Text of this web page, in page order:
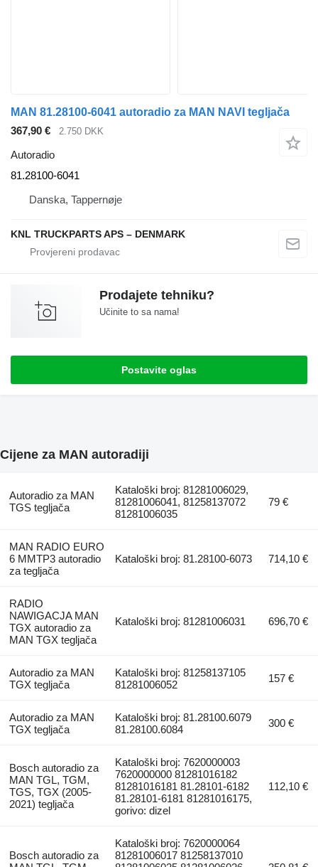
MAN 81.28100-6041 autoradio za MAN NAVI tegljača
367,90 €
2.750 DKK
Autoradio
81.28100-6041
Danska, Tappernøje
KNL TRUCKPARTS APS – DENMARK
Prodajete tehniku?
Učinite to sa nama!
Postavite oglas
Cijene za MAN autoradiji
Autoradio za MAN
TGS tegljača
Kataloški broj: 81281006029,
81281006041, 81258137072
81281006035
79 €
MAN RADIO EURO
6 MMTP3 autoradio
za tegljača
Kataloški broj: 81.28100-6073 714,10 €
RADIO
NAWIGACJA MAN
TGX autoradio za
MAN TGX tegljača
Kataloški broj: 81281006031 696,70 €
Autoradio za MAN
TGX tegljača
Kataloški broj: 81258137105
81281006052
157 €
Autoradio za MAN
TGX tegljača
Kataloški broj: 81.28100.6079
81.28100.6084
300 €
Bosch autoradio za
MAN TGL, TGM,
TGS, TGX (2005-
2021) tegljača
Kataloški broj: 7620000003
7620000000 81281016182
81281016181 81.28101-6182
81.28101-6181 81281016175,
gorivo: dizel
112,10 €
Bosch autoradio za
Kataloški broj: 7620000064
81281006017 81258137010